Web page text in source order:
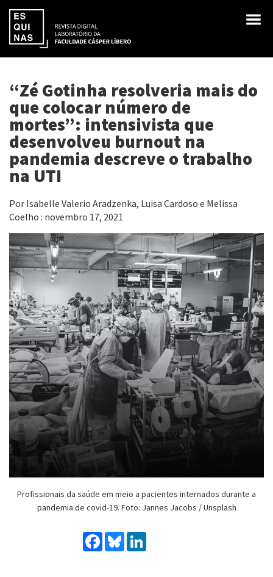
“Zé Gotinha resolveria mais do
que colocar número de
mortes”: intensivista que
desenvolveu burnout na
pandemia descreve o trabalho
na UTI
Por Isabelle Valerio Aradzenka, Luisa Cardoso e Melissa
Coelho : novembro 17, 2021
Profissionais da saúde em meio a pacientes internados durante a
pandemia de covid-19. Foto: Jannes Jacobs / Unsplash
Facebook
Bluesky